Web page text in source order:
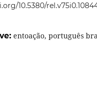
10.5380/
entoação, português